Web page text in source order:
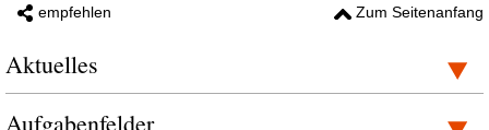
empfehlen Zum Seitenanfang
Aktuelles
Aufgabenfelder